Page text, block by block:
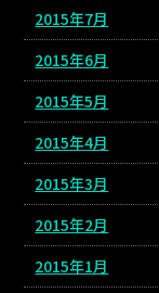
2015年7月
2015年6月
2015年5月
2015年4月
2015年3月
2015年2月
2015年1月